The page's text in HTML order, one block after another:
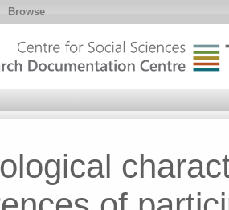
Browse